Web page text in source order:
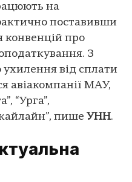
на
поставивши
конвенцій про
З
від сплати
авіакомпанії МАУ,
“Урга”,
пише УНН.